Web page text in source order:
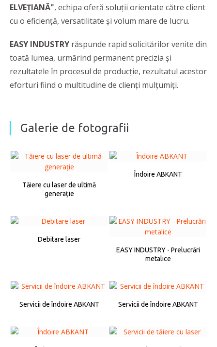
ELVEȚIANĂ", echipa oferă soluții orientate către client
cu o eficiență, versatilitate și volum mare de lucru.
EASY INDUSTRY răspunde rapid solicitărilor venite din
toată lumea, urmărind permanent precizia și
rezultatele în procesul de producție, rezultatul acestor
eforturi fiind o multitudine de clienţi mulţumiţi.
Galerie de fotografii
Tăiere cu laser de ultimă
generație
Îndoire ABKANT
Debitare laser
EASY INDUSTRY - Prelucrări
metalice
Servicii de îndoire ABKANT Servicii de îndoire ABKANT